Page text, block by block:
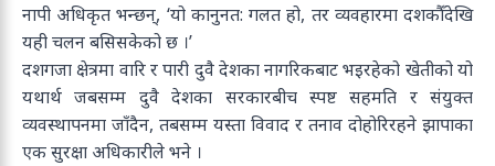
नापी अधिकृत भन्छन्, ‘यो कानुनत: गलत हो, तर व्यवहारमा दशकौँदेखि
यही चलन बसिसकेको छ ।’
दशगजा क्षेत्रमा वारि र पारी दुवै देशका नागरिकबाट भइरहेको खेतीको यो
यथार्थ जबसम्म दुवै देशका सरकारबीच स्पष्ट सहमति र संयुक्त
व्यवस्थापनमा जाँदैन, तबसम्म यस्ता विवाद र तनाव दोहोरिरहने झापाका
एक सुरक्षा अधिकारीले भने ।